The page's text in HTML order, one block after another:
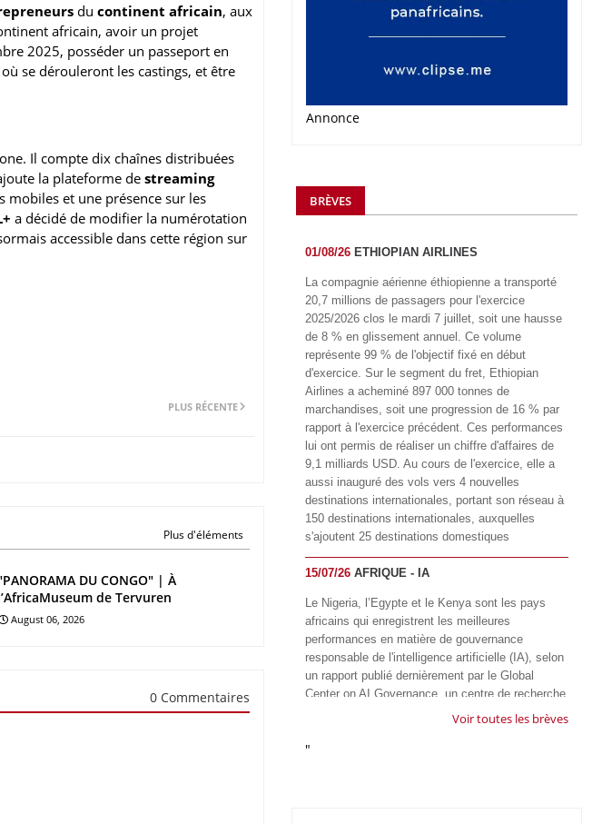
du continent africain, aux
africain, avoir un projet
2025, posséder un passeport en
se dérouleront les castings, et être
Il compte dix chaînes distribuées
la plateforme de streaming
mobiles et une présence sur les
a décidé de modifier la numérotation
accessible dans cette région sur
PLUS RÉCENTE
Plus d'éléments
DU CONGO" | À
de Tervuren
August 06, 2026
0 Commentaires
Annonce
BRÈVES
01/08/26 ETHIOPIAN AIRLINES
La compagnie aérienne éthiopienne a transporté
20,7 millions de passagers pour l'exercice
2025/2026 clos le mardi 7 juillet, soit une hausse
de 8 % en glissement annuel. Ce volume
représente 99 % de l'objectif fixé en début
d'exercice. Sur le segment du fret, Ethiopian
Airlines a acheminé 897 000 tonnes de
marchandises, soit une progression de 16 % par
rapport à l'exercice précédent. Ces performances
lui ont permis de réaliser un chiffre d'affaires de
9,1 milliards USD. Au cours de l'exercice, elle a
aussi inauguré des vols vers 4 nouvelles
destinations internationales, portant son réseau à
150 destinations internationales, auxquelles
s'ajoutent 25 destinations domestiques
15/07/26 AFRIQUE - IA
Le Nigeria, l’Egypte et le Kenya sont les pays
africains qui enregistrent les meilleures
performances en matière de gouvernance
responsable de l'intelligence artificielle (IA), selon
un rapport publié dernièrement par le Global
Center on AI Governance, un centre de recherche
basé en Afrique du Sud, qui œuvre à promouvoir
à l'échelle mondiale. Alors que l’IA transforme
Voir toutes les brèves
"